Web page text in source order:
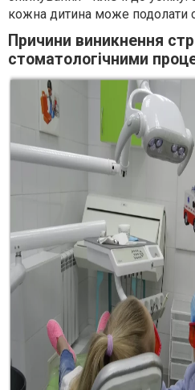
кожна дитина може подолати
Причини виникнення
стоматологічними